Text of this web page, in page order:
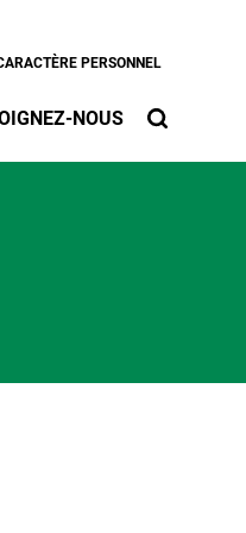
PERSONNEL
NOUS